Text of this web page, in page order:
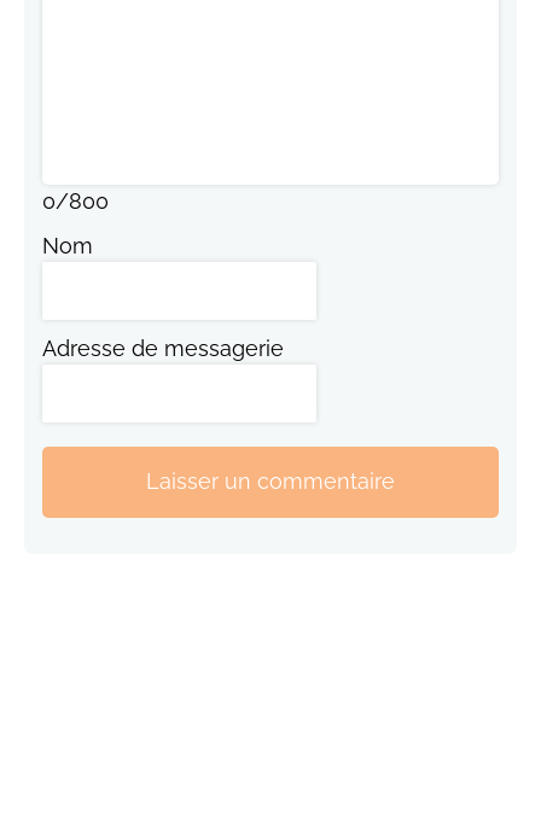
0/800
Nom
Adresse de messagerie
Laisser un commentaire